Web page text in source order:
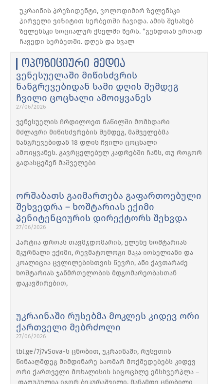
უკრაინის პრეზიდენტი, ვოლოდიმირ ზელენსკი
პირველი ვიზიტით სერბეთში ჩავიდა. ამის შესახებ
ზელენსკი სოციალურ ქსელში წერს. “გუნდთან ერთად
ჩავედი სერბეთში. დღეს და ხვალ
ოპოზიციური მედია
ვენესუელაში მიწისძვრის
ნანგრევებიდან სამი დღის შემდეგ
ჩვილი ცოცხალი ამოიყვანეს
27/06/2026
ვენესუელის ჩრდილოეთ ნაწილში მომხდარი
მძლავრი მიწისძვრების შემდეგ, მაშველებმა
ნანგრევებიდან 18 დღის ჩვილი ცოცხალი
ამოიყვანეს. გავრცელებულ კადრებში ჩანს, თუ როგორ
გადასცემენ მაშველები
ორშაბათს გაიმართება გაფართოებული
შეხვედრა – ხოშტარიას ექიმი
პენიტენციურის დირექტორს შეხვდა
27/06/2026
პარტია დროას თავმჯდომარის, ელენე ხოშტარიას
მკურნალი ექიმი, რევმატოლოგი მაკა იოსელიანი და
კოალიცია ცვლილებისთვის წევრი, ანი ქავთარაძე
ხოშტარიას ჯანმრთელობის მდგომარეობასთან
დაკავშირებით,
უკრაინაში რუსებმა მოკლეს კიდევ ორი
ქართველი მებრძოლი
27/06/2026
tbl.ge/7j7vSova-ს ცნობით, უკრაინაში, რუსეთის
წინააღმდეგ მიმდინარე საომარ მოქმედებებს კიდევ
ორი ქართველი მოხალისის სიცოცხლე ემსხვერპლა –